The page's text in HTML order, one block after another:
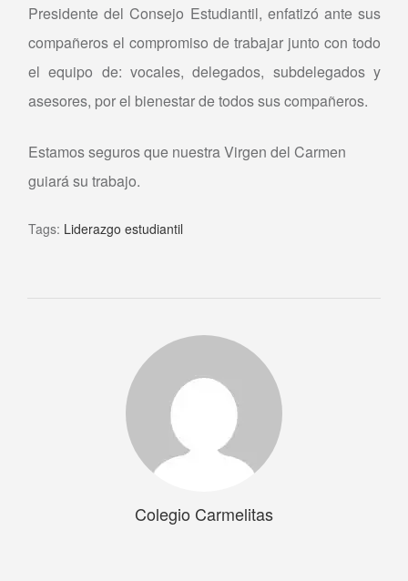
Presidente del Consejo Estudiantil, enfatizó ante sus
compañeros el compromiso de trabajar junto con todo
el equipo de: vocales, delegados, subdelegados y
asesores, por el bienestar de todos sus compañeros.
Estamos seguros que nuestra Virgen del Carmen
guiará su trabajo.
Tags: Liderazgo estudiantil
Colegio Carmelitas